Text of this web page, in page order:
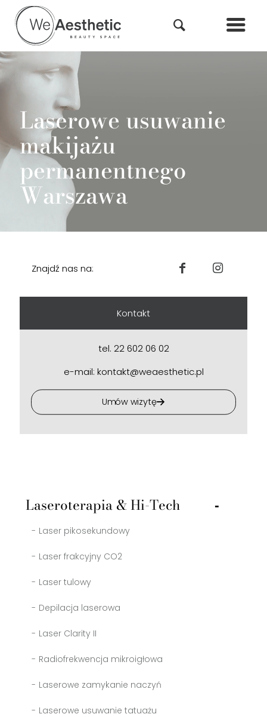
Laserowe usuwanie
makijażu
permanentnego
Warszawa
Znajdź nas na:
Kontakt
tel. 22 602 06 02
e-mail: kontakt@weaesthetic.pl
Umów wizytę
Laseroterapia & Hi-Tech
Laser pikosekundowy
Laser frakcyjny CO2
Laser tulowy
Depilacja laserowa
Laser Clarity II
Radiofrekwencja mikroigłowa
Laserowe zamykanie naczyń
Laserowe usuwanie tatuażu